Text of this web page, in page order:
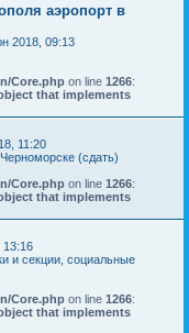
аэропорт в
2018, 09:13
Core.php on line 1266:
that implements
11:20
(сдать)
Core.php on line 1266:
that implements
13:16
и секции, социальные
Core.php on line 1266:
that implements